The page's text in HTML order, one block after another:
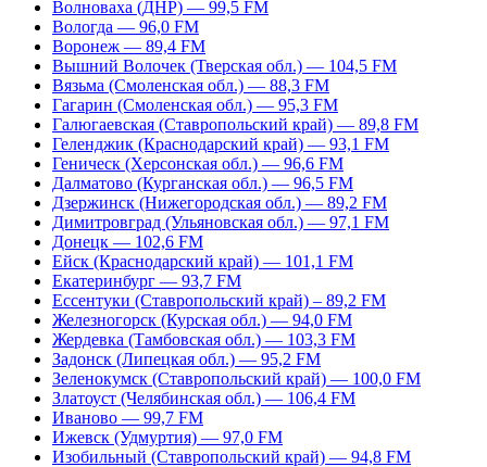
Волноваха (ДНР) — 99,5 FM
Вологда — 96,0 FM
Воронеж — 89,4 FM
Вышний Волочек (Тверская обл.) — 104,5 FM
Вязьма (Смоленская обл.) — 88,3 FM
Гагарин (Смоленская обл.) — 95,3 FM
Галюгаевская (Ставропольский край) — 89,8 FM
Геленджик (Краснодарский край) — 93,1 FM
Геническ (Херсонская обл.) — 96,6 FM
Далматово (Курганская обл.) — 96,5 FM
Дзержинск (Нижегородская обл.) — 89,2 FM
Димитровград (Ульяновская обл.) — 97,1 FM
Донецк — 102,6 FM
Ейск (Краснодарский край) — 101,1 FM
Екатеринбург — 93,7 FM
Ессентуки (Ставропольский край) – 89,2 FM
Железногорск (Курская обл.) — 94,0 FM
Жердевка (Тамбовская обл.) — 103,3 FM
Задонск (Липецкая обл.) — 95,2 FM
Зеленокумск (Ставропольский край) — 100,0 FM
Златоуст (Челябинская обл.) — 106,4 FM
Иваново — 99,7 FM
Ижевск (Удмуртия) — 97,0 FM
Изобильный (Ставропольский край) — 94,8 FM